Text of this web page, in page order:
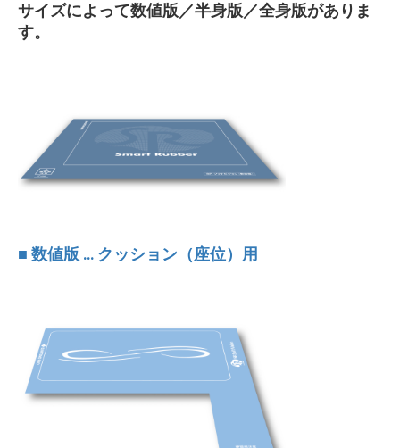
サイズによって数値版／半身版／全身版がありま
す。
■ 数値版 … クッション（座位）用